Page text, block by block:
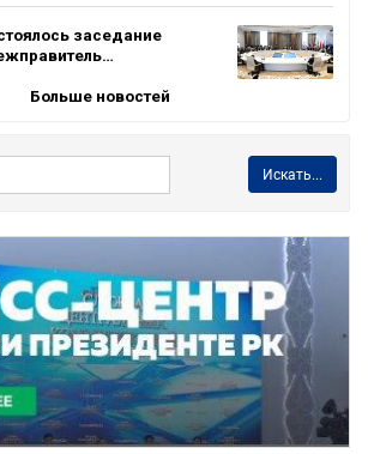
заседание
Больше новостей
Искать...